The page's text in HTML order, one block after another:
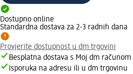
Dostupno online
Standardna dostava za 2-3 radnih dana
Provjerite dostupnost u dm trgovini
Besplatna dostava s Moj dm računom
Isporuka na adresu ili u dm trgovinu